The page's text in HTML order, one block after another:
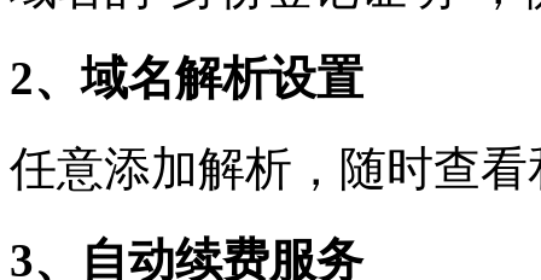
2、域名解析设置
任意添加解析，随时查
3、自动续费服务